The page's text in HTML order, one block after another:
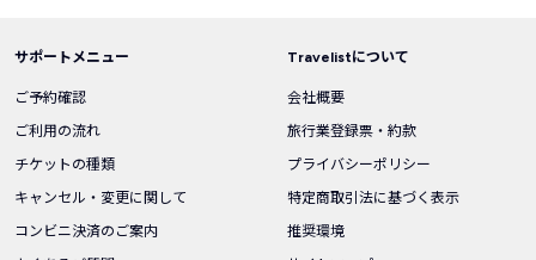
サポートメニュー
ご予約確認
ご利用の流れ
チケットの種類
キャンセル・変更に関して
コンビニ決済のご案内
Travelistについて
会社概要
旅行業登録票・約款
プライバシーポリシー
特定商取引法に基づく表示
推奨環境